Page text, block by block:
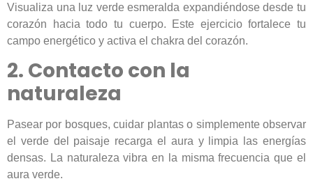
Visualiza una luz verde esmeralda expandiéndose desde tu
corazón hacia todo tu cuerpo. Este ejercicio fortalece tu
campo energético y activa el chakra del corazón.
2. Contacto con la
naturaleza
Pasear por bosques, cuidar plantas o simplemente observar
el verde del paisaje recarga el aura y limpia las energías
densas. La naturaleza vibra en la misma frecuencia que el
aura verde.